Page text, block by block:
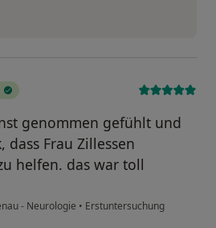
genommen gefühlt und
dass Frau Zillessen
helfen. das war toll
- Neurologie • Erstuntersuchung